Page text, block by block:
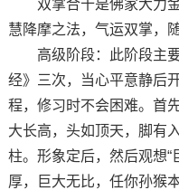
双掌合十是佛家大力金
慧降摩之法，气运双掌，
高级阶段：此阶段主要
经》三次，当心平意静后
程，修习时不会困难。首
大长高，头如顶天，脚有
柱。形象定后，然后观想“
厚，巨大无比，任你孙猴